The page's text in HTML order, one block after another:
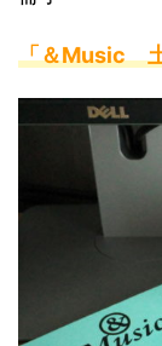
「＆Music 土